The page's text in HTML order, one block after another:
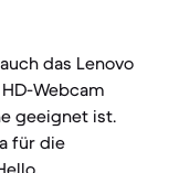
das Lenovo
Webcam
geeignet ist.
für die